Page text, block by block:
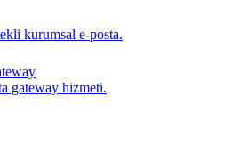
kurumsal e-posta.
gateway hizmeti.